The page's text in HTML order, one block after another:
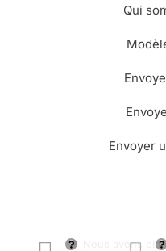
Qui
Envoyer
🌳 Nous avons